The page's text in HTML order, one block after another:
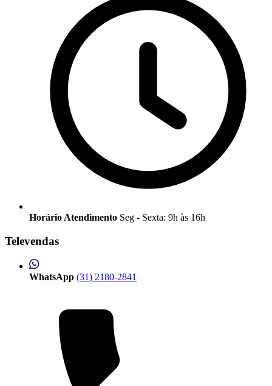
Horário Atendimento Seg - Sexta: 9h às 16h
Televendas
WhatsApp (31) 2180-2841